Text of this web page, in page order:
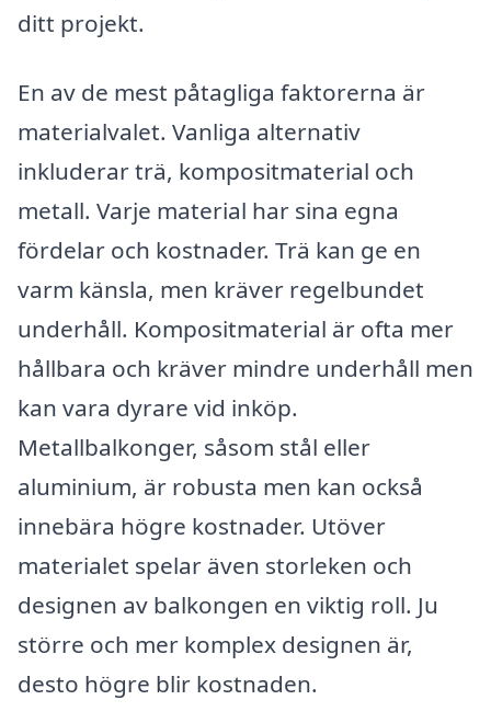
ditt projekt.
En av de mest påtagliga faktorerna är
materialvalet. Vanliga alternativ
inkluderar trä, kompositmaterial och
metall. Varje material har sina egna
fördelar och kostnader. Trä kan ge en
varm känsla, men kräver regelbundet
underhåll. Kompositmaterial är ofta mer
hållbara och kräver mindre underhåll men
kan vara dyrare vid inköp.
Metallbalkonger, såsom stål eller
aluminium, är robusta men kan också
innebära högre kostnader. Utöver
materialet spelar även storleken och
designen av balkongen en viktig roll. Ju
större och mer komplex designen är,
desto högre blir kostnaden.